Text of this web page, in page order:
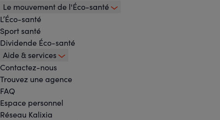
Le mouvement de l'Éco-santé
L’Éco-santé
Sport santé
Dividende Éco-santé
Aide & services
Contactez-nous
Trouvez une agence
FAQ
Espace personnel
Réseau Kalixia